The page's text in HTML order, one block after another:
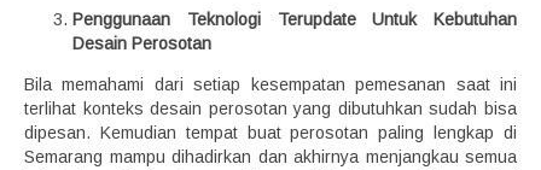
Penggunaan Teknologi Terupdate Untuk Kebutuhan
Desain Perosotan
Bila memahami dari setiap kesempatan pemesanan saat ini
terlihat konteks desain perosotan yang dibutuhkan sudah bisa
dipesan. Kemudian tempat buat perosotan paling lengkap di
Semarang mampu dihadirkan dan akhirnya menjangkau semua